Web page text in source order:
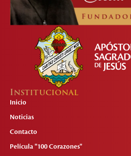
Institucional
Inicio
Noticias
Contacto
Película "100 Corazones"